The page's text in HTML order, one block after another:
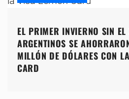
EL PRIMER INVIERNO SIN
ARGENTINOS SE
MILLÓN DE DÓLARES CON
CARD